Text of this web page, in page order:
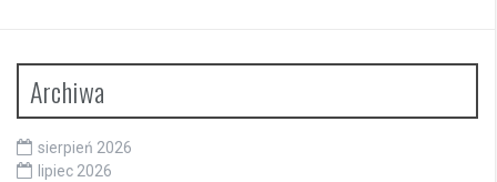
Archiwa
sierpień 2026
lipiec 2026